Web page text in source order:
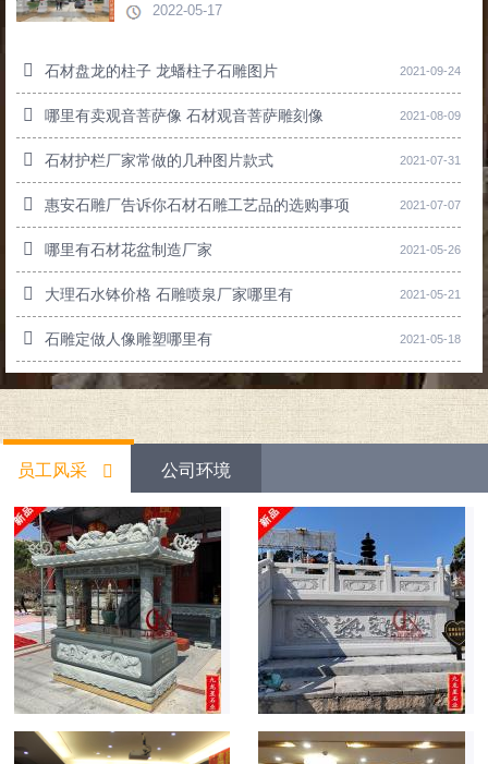
2022-05-17
石材盘龙的柱子 龙蟠柱子石雕图片 2021-09-24
哪里有卖观音菩萨像 石材观音菩萨雕刻像 2021-08-09
石材护栏厂家常做的几种图片款式 2021-07-31
惠安石雕厂告诉你石材石雕工艺品的选购事项 2021-07-07
哪里有石材花盆制造厂家 2021-05-26
大理石水钵价格 石雕喷泉厂家哪里有 2021-05-21
石雕定做人像雕塑哪里有 2021-05-18
员工风采 公司环境